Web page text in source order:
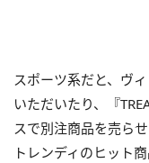
スポーツ系だと、ヴ
いただいたり、『
スで別注商品を売ら
トレンディのヒット